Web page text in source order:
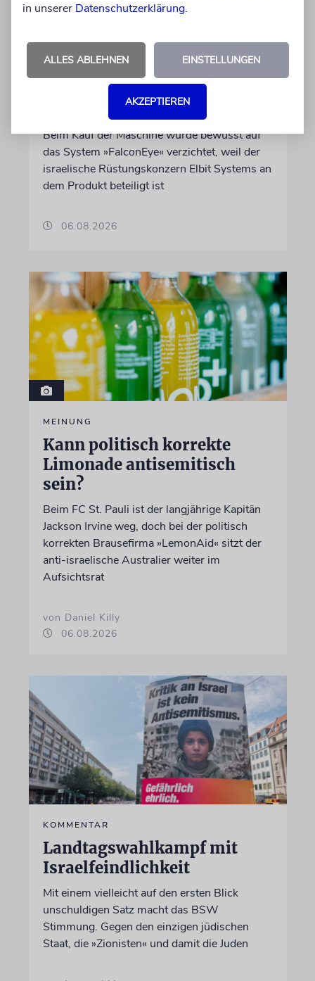
Wegen Israel-Boykott:
Irisches Regierungsflugzeug
kann nicht mehr im Nebel
Beim Kauf der Maschine wurde bewusst auf
das System »FalconEye« verzichtet, weil der
israelische Rüstungskonzern Elbit Systems an
dem Produkt beteiligt ist
06.08.2026
MEINUNG
Kann politisch korrekte
Limonade antisemitisch
sein?
Beim FC St. Pauli ist der langjährige Kapitän
Jackson Irvine weg, doch bei der politisch
korrekten Brausefirma »LemonAid« sitzt der
anti-israelische Australier weiter im
Aufsichtsrat
von Daniel Killy
06.08.2026
KOMMENTAR
Landtagswahlkampf mit
Israelfeindlichkeit
Mit einem vielleicht auf den ersten Blick
unschuldigen Satz macht das BSW
Stimmung. Gegen den einzigen jüdischen
Staat, die »Zionisten« und damit die Juden
in unserer Datenschutzerklärung.
ALLES ABLEHNEN EINSTELLUNGEN
AKZEPTIEREN